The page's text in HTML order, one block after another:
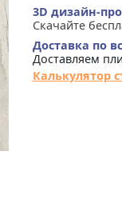
3D дизайн-
Скачайте
Доставка по
Доставляем
Калькулятор